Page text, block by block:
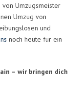
Umzugsmeister
Umzug von
und
noch heute für ein
– wir bringen dich